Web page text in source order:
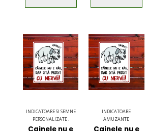
INDICATOARE SI SEMNE
PERSONALIZATE .
INDICATOARE
AMUZANTE